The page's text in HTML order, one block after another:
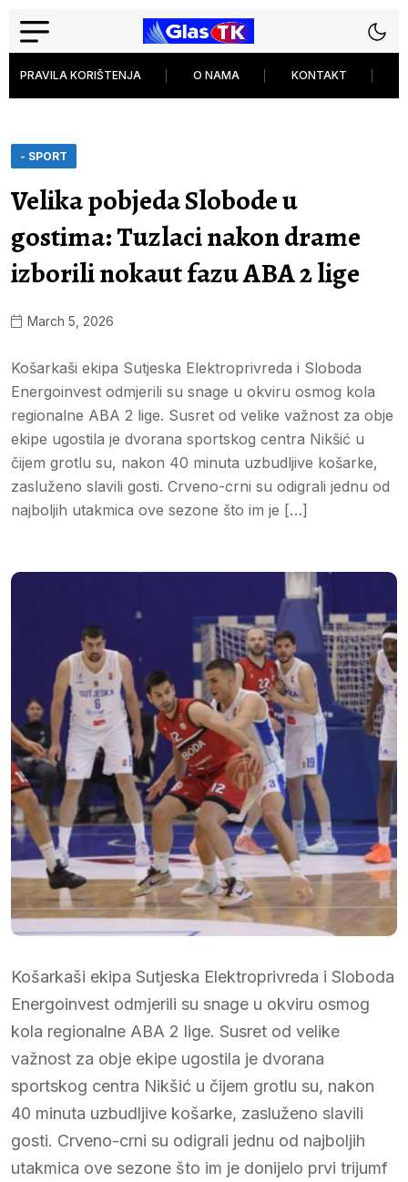
PRAVILA KORIŠTENJA O NAMA KONTAKT
- SPORT
Velika pobjeda Slobode u
gostima: Tuzlaci nakon drame
izborili nokaut fazu ABA 2 lige
March 5, 2026
Košarkaši ekipa Sutjeska Elektroprivreda i Sloboda
Energoinvest odmjerili su snage u okviru osmog kola
regionalne ABA 2 lige. Susret od velike važnost za obje
ekipe ugostila je dvorana sportskog centra Nikšić u
čijem grotlu su, nakon 40 minuta uzbudljive košarke,
zasluženo slavili gosti. Crveno-crni su odigrali jednu od
najboljih utakmica ove sezone što im je […]
Košarkaši ekipa Sutjeska Elektroprivreda i Sloboda
Energoinvest odmjerili su snage u okviru osmog
kola regionalne ABA 2 lige. Susret od velike
važnost za obje ekipe ugostila je dvorana
sportskog centra Nikšić u čijem grotlu su, nakon
40 minuta uzbudljive košarke, zasluženo slavili
gosti. Crveno-crni su odigrali jednu od najboljih
utakmica ove sezone što im je donijelo prvi trijumf